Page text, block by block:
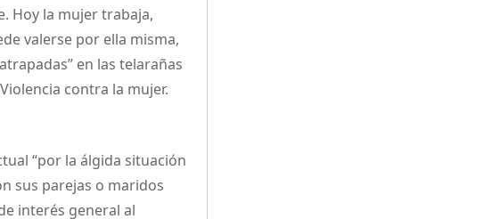
Hoy la mujer trabaja,
valerse por ella misma,
en las telarañas
contra la mujer.
“por la álgida situación
sus parejas o maridos
interés general al